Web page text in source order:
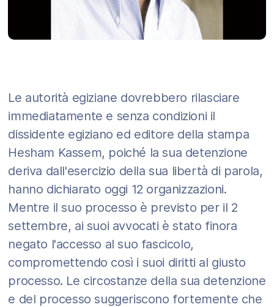
Le autorità egiziane dovrebbero rilasciare
immediatamente e senza condizioni il
dissidente egiziano ed editore della stampa
Hesham Kassem, poiché la sua detenzione
deriva dall'esercizio della sua libertà di parola,
hanno dichiarato oggi 12 organizzazioni.
Mentre il suo processo è previsto per il 2
settembre, ai suoi avvocati è stato finora
negato l'accesso al suo fascicolo,
compromettendo così i suoi diritti al giusto
processo. Le circostanze della sua detenzione
e del processo suggeriscono fortemente che